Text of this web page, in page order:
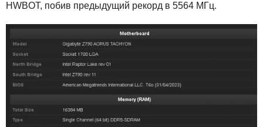
HWBOT, побив предыдущий рекорд в 5564 МГц.